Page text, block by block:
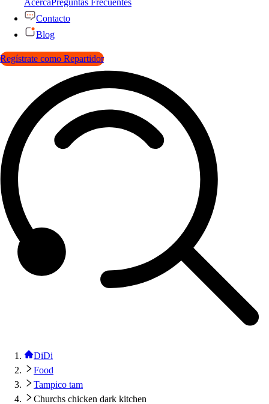
AcercaPreguntas Frecuentes
Contacto
Blog
Regístrate como Repartidor
DiDi
Food
Tampico tam
Churchs chicken dark kitchen